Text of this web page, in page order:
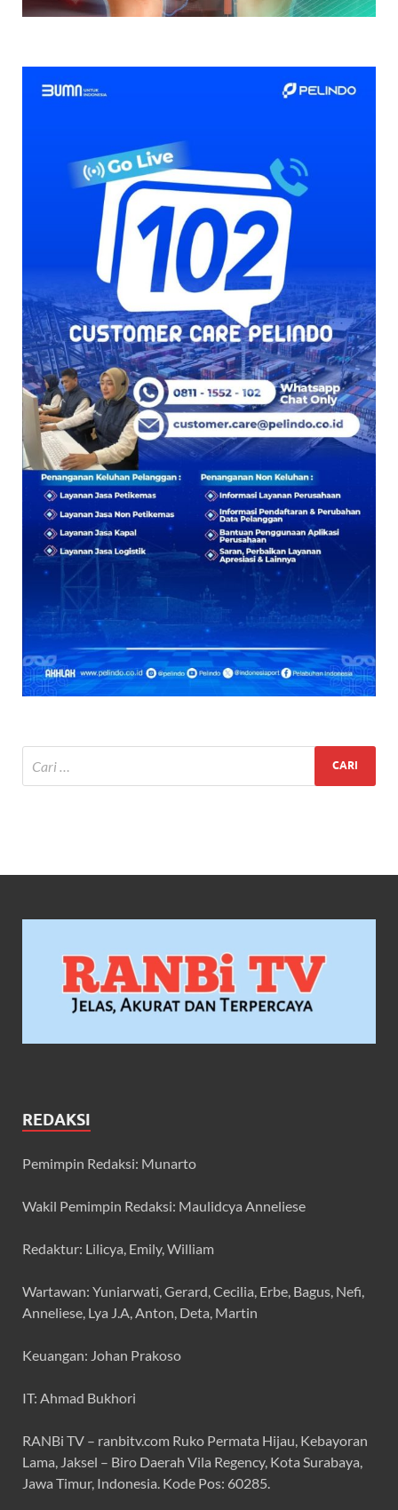
REDAKSI
Pemimpin Redaksi: Munarto
Wakil Pemimpin Redaksi: Maulidcya Anneliese
Redaktur: Lilicya, Emily, William
Wartawan: Yuniarwati, Gerard, Cecilia, Erbe, Bagus, Nefi,
Anneliese, Lya J.A, Anton, Deta, Martin
Keuangan: Johan Prakoso
IT: Ahmad Bukhori
RANBi TV – ranbitv.com Ruko Permata Hijau, Kebayoran
Lama, Jaksel – Biro Daerah Vila Regency, Kota Surabaya,
Jawa Timur, Indonesia. Kode Pos: 60285.